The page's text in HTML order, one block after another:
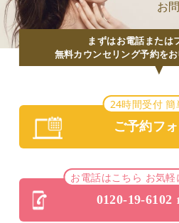
お
まずはお電話または
無料カウンセリング予約をお
24時間受付 簡
ご予約フ
お電話はこちら お気
0120-19-6102